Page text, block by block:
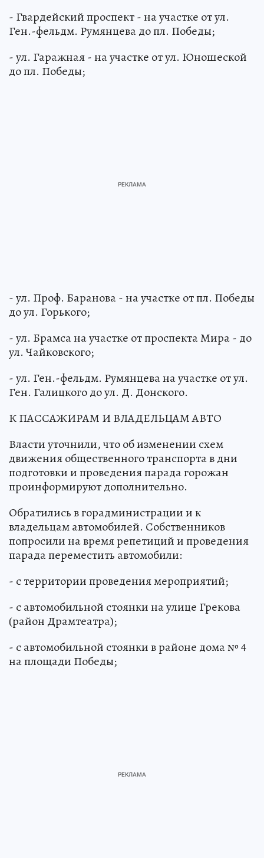
- Гвардейский проспект - на участке от ул.
Ген.-фельдм. Румянцева до пл. Победы;
- ул. Гаражная - на участке от ул. Юношеской
до пл. Победы;
- ул. Проф. Баранова - на участке от пл. Победы
до ул. Горького;
- ул. Брамса на участке от проспекта Мира - до
ул. Чайковского;
- ул. Ген.-фельдм. Румянцева на участке от ул.
Ген. Галицкого до ул. Д. Донского.
К ПАССАЖИРАМ И ВЛАДЕЛЬЦАМ АВТО
Власти уточнили, что об изменении схем
движения общественного транспорта в дни
подготовки и проведения парада горожан
проинформируют дополнительно.
Обратились в горадминистрации и к
владельцам автомобилей. Собственников
попросили на время репетиций и проведения
парада переместить автомобили:
- с территории проведения мероприятий;
- с автомобильной стоянки на улице Грекова
(район Драмтеатра);
- с автомобильной стоянки в районе дома № 4
на площади Победы;